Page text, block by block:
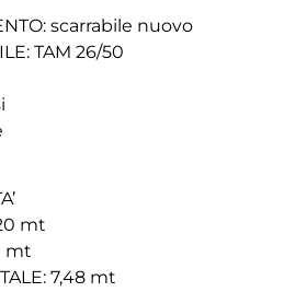
scarrabile nuovo
TAM 26/50
mt
mt
7,48 mt